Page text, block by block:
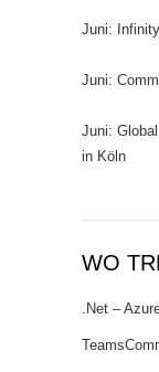
Juni:
Juni:
Juni:
in Köln
WO
.Net –